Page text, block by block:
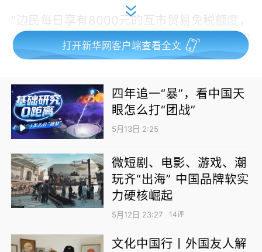
“边民每日享有8000元的互市贸易免税额度，
企业通过边民合作社收购边民通过互贸渠道进
口的农产品，既降低了采购成本，也让边民在
贸易区经济发展局工作人员裴欣桐说。
跨境粮食贸易离不开便捷的俄方枢纽。作为“中
俄新陆路粮食走廊”旗舰设施，外贝加尔粮食储
运站还配备俄中双轨距线路，可实现粮食高效
换装发运。
近年来，不少中国企业积极进入俄罗斯开展粮
从口岸到餐桌，中俄粮食合作初步形成“境外种
打开新华网客户端查看全文
四年追一“暴”，看中国天
眼怎么打“团战”
5月13日 2:25
微短剧、电影、游戏、潮
玩齐“出海” 中国品牌软实
力硬核崛起
5月12日 23:27 14评
文化中国行丨外国友人解